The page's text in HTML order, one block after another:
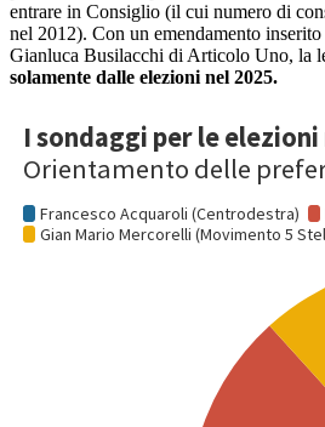
Un altro punto fondamentale è la
l’attenzione è passata ad un altro grande
condizionato la politica marchigiana: il
favorire l’accesso al credito,
sostenendo un sistema di incentivi e
assistenzialismo.
L’altro candidato di punta delle elezioni
Gian Mario Mercorelli, grafico, con il
stato tentato fino all’ultimo da
creare una coalizione più ampia per le
fine un nulla di fatto, con Mercorelli che
accusato il PD di aver tentato di
poltrona. L’alleanza tra Pd e M5S al
come in tutte
andrà a votare eccetto che in Liguria.